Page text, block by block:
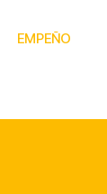
EMPEÑO